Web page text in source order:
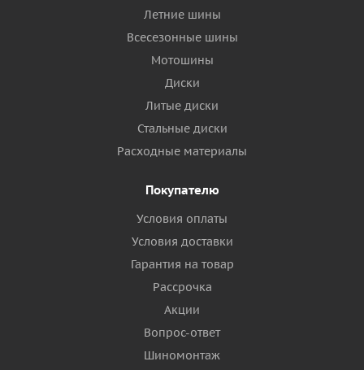
Летние шины
Всесезонные шины
Мотошины
Диски
Литые диски
Стальные диски
Расходные материалы
Покупателю
Условия оплаты
Условия доставки
Гарантия на товар
Рассрочка
Акции
Вопрос-ответ
Шиномонтаж